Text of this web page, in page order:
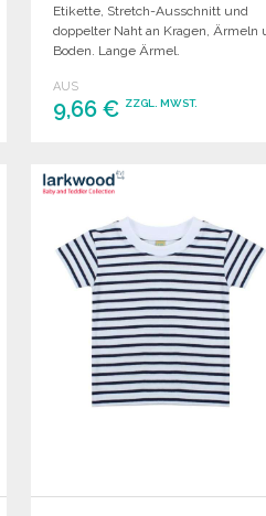
Etikette, Stretch-Ausschnitt und
doppelter Naht an Kragen, Ärmeln
Boden. Lange Ärmel.
AUS
9,66 € ZZGL. MWST.